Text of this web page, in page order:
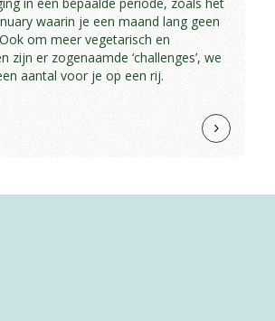
waarin je een maand lang geen
om meer vegetarisch en
zijn er zogenaamde ‘challenges’, we
aantal voor je op een rij.